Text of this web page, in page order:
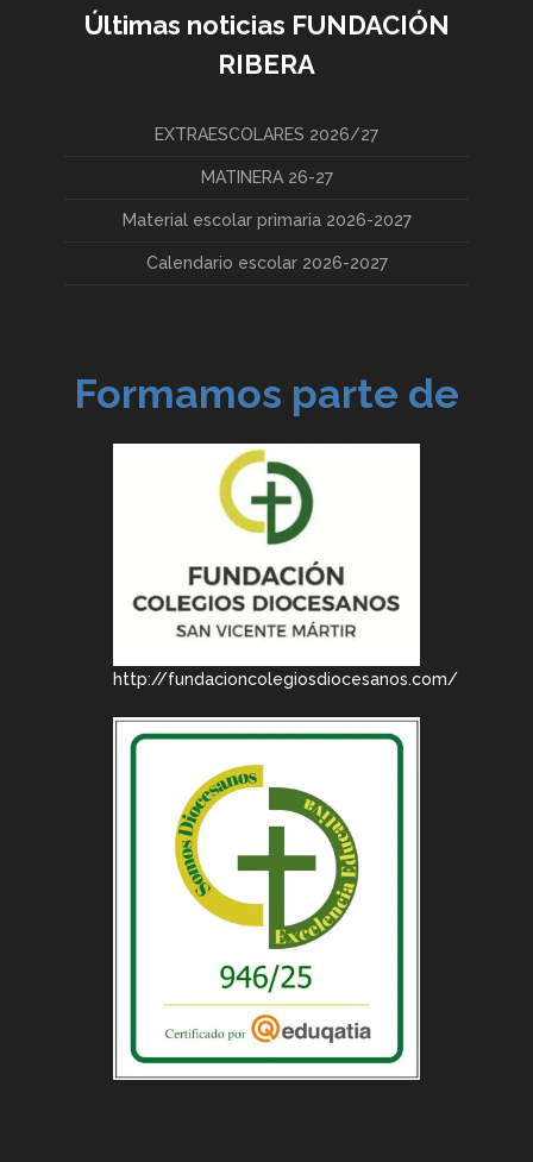
Últimas noticias FUNDACIÓN
RIBERA
EXTRAESCOLARES 2026/27
MATINERA 26-27
Material escolar primaria 2026-2027
Calendario escolar 2026-2027
Formamos parte de
http://fundacioncolegiosdiocesanos.com/